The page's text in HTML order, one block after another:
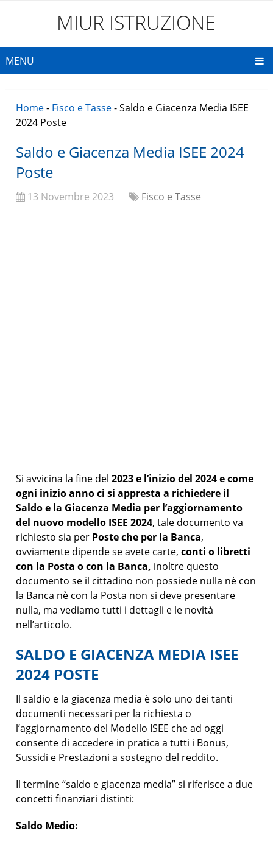
MIUR ISTRUZIONE
MENU
Home- Fisco e Tasse-Saldo e Giacenza Media ISEE
2024 Poste
Saldo e Giacenza Media ISEE 2024
Poste
13 Novembre 2023 Fisco e Tasse
Si avvicina la fine del2023 e l’inizio del 2024 e come
ogni inizio anno ci si appresta a richiedere il
Saldo e la Giacenza Media per l’aggiornamento
del nuovo modello ISEE 2024, tale documento va
richiesto sia per Poste che per la Banca,
ovviamente dipende se avete carte,conti o libretti
con la Posta o con la Banca, inoltre questo
documento se il cittadino non possiede nulla nè con
la Banca nè con la Posta non si deve presentare
nulla, ma vediamo tutti i dettagli e le novità
nell’articolo.
SALDO E GIACENZA MEDIA ISEE
2024 POSTE
Il saldio e la giacenza media è solo uno dei tanti
documenti necessari per la richiesta o
l’aggiornamento del Modello ISEE che ad oggi
consente di accedere in pratica a tutti i Bonus,
Sussidi e Prestazioni a sostegno del reddito.
Il termine “saldo e giacenza media” si riferisce a due
concetti finanziari distinti:
Saldo Medio: